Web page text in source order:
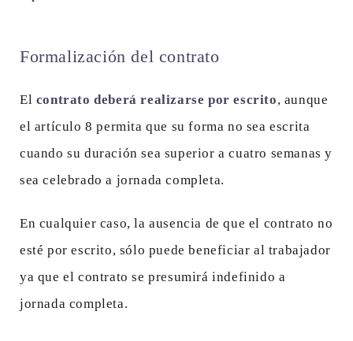
Formalización del contrato
El contrato deberá realizarse por escrito, aunque
el artículo 8 permita que su forma no sea escrita
cuando su duración sea superior a cuatro semanas y
sea celebrado a jornada completa.
En cualquier caso, la ausencia de que el contrato no
esté por escrito, sólo puede beneficiar al trabajador
ya que el contrato se presumirá indefinido a
jornada completa.